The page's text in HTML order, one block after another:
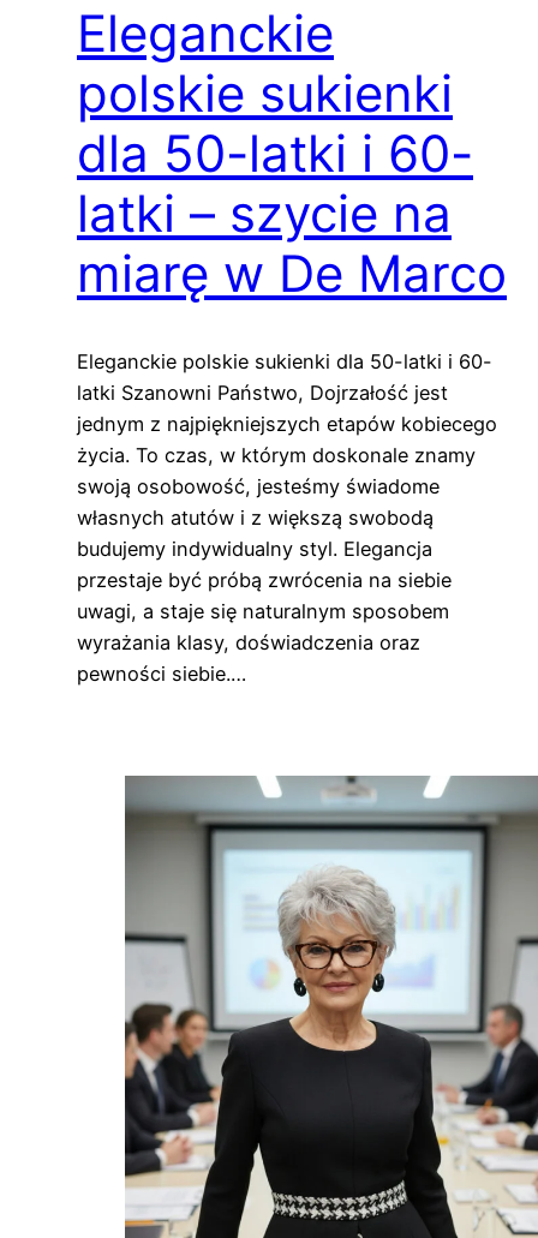
Eleganckie
polskie sukienki
dla 50-latki i 60-
latki – szycie na
miarę w De Marco
Eleganckie polskie sukienki dla 50-latki i 60-
latki Szanowni Państwo, Dojrzałość jest
jednym z najpiękniejszych etapów kobiecego
życia. To czas, w którym doskonale znamy
swoją osobowość, jesteśmy świadome
własnych atutów i z większą swobodą
budujemy indywidualny styl. Elegancja
przestaje być próbą zwrócenia na siebie
uwagi, a staje się naturalnym sposobem
wyrażania klasy, doświadczenia oraz
pewności siebie.…